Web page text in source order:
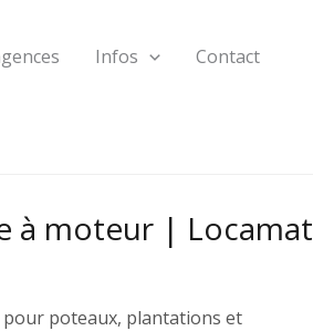
Infos Contact
à moteur | Locamat
poteaux, plantations et